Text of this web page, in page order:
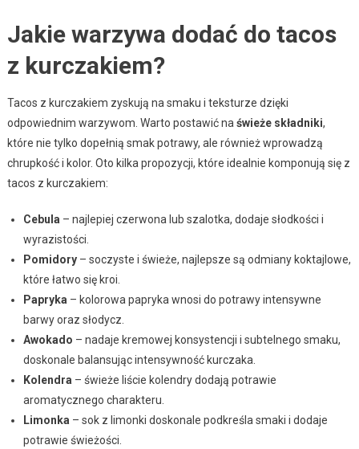
Jakie warzywa dodać do tacos
z kurczakiem?
Tacos z kurczakiem zyskują na smaku i teksturze dzięki
odpowiednim warzywom. Warto postawić na świeże składniki,
które nie tylko dopełnią smak potrawy, ale również wprowadzą
chrupkość i kolor. Oto kilka propozycji, które idealnie komponują się z
tacos z kurczakiem:
Cebula – najlepiej czerwona lub szalotka, dodaje słodkości i
wyrazistości.
Pomidory– soczyste i świeże, najlepsze są odmiany koktajlowe,
które łatwo się kroi.
Papryka – kolorowa papryka wnosi do potrawy intensywne
barwy oraz słodycz.
Awokado – nadaje kremowej konsystencji i subtelnego smaku,
doskonale balansując intensywność kurczaka.
Kolendra – świeże liście kolendry dodają potrawie
aromatycznego charakteru.
Limonka – sok z limonki doskonale podkreśla smaki i dodaje
potrawie świeżości.